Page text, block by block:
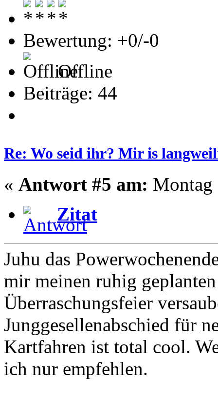
Bewertung: +0/-0
Offline
Beiträge: 44
Re: Wo seid ihr? Mir is
« Antwort #5 am: Montag
Zitat
Juhu das
mir meinen ruhig
Überraschungsfeier
Junggesellenabschied für
Kartfahren ist total cool.
ich nur empfehlen.